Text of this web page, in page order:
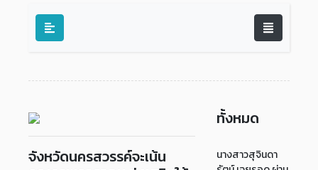
จังหวัดนครสวรรค์จะเน้น
ทั้งหมด
นางสาวสุจินดา